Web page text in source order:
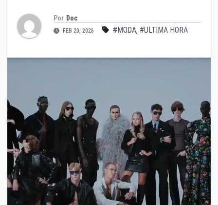
Por Doc
FEB 20, 2026 #MODA, #ULTIMA HORA